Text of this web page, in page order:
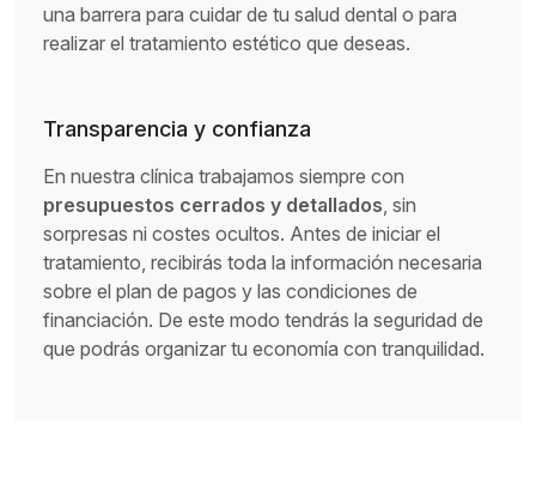
una barrera para cuidar de tu salud dental o para
realizar el tratamiento estético que deseas.
Transparencia y confianza
En nuestra clínica trabajamos siempre con
presupuestos cerrados y detallados , sin
sorpresas ni costes ocultos. Antes de iniciar el
tratamiento, recibirás toda la información necesaria
sobre el plan de pagos y las condiciones de
financiación. De este modo tendrás la seguridad de
que podrás organizar tu economía con tranquilidad.